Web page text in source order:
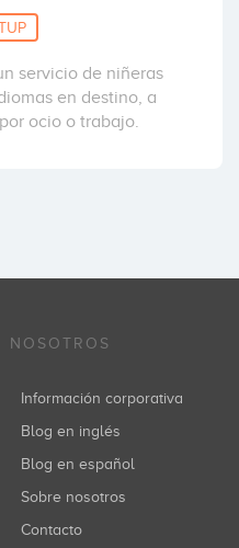
servicio de niñeras
en destino, a
ocio o trabajo.
NOSOTROS
Información corporativa
Blog en inglés
Blog en español
Sobre nosotros
Contacto